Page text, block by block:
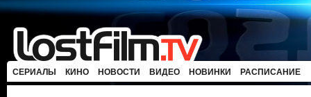
СЕРИАЛЫ КИНО НОВОСТИ ВИДЕО НОВИНКИ РАСПИСАНИЕ